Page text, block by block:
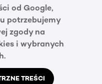
od Google,
potrzebujemy
zgody na
i wybranych
TREŚCI